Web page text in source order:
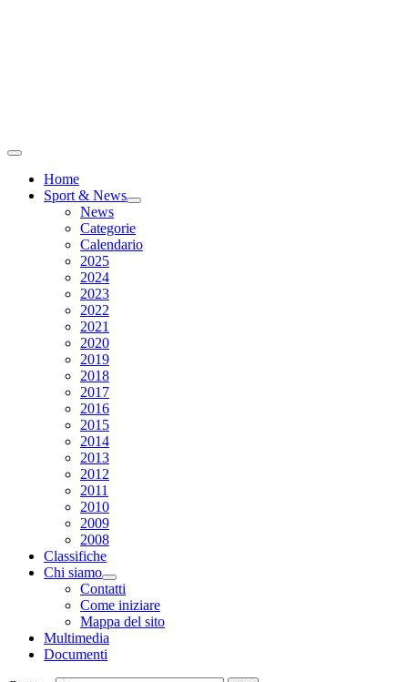
Home
Sport & News
News
Categorie
Calendario
2025
2024
2023
2022
2021
2020
2019
2018
2017
2016
2015
2014
2013
2012
2011
2010
2009
2008
Classifiche
Chi siamo
Contatti
Come iniziare
Mappa del sito
Multimedia
Documenti